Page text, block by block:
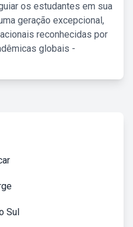
os estudantes em sua
geração excepcional,
reconhecidas por
globais -
Sul